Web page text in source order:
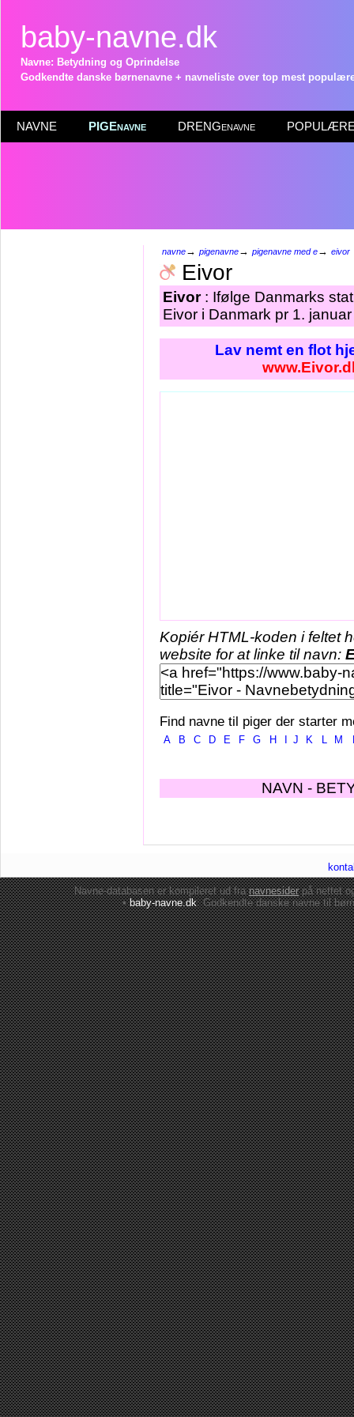
baby-navne.dk
Navne: Betydning og Oprindelse
Godkendte danske børnenavne + navneliste over top mest
NAVNE PIGEnavne DRENGenavne POPULÆRE
navne→ pigenavne→ pigenavne med e→ eivor
Eivor
Eivor: Ifølge Danmarks
Eivor i Danmark pr 1.
Lav nemt en flot
Kopiér HTML-koden i feltet
website for at linke til navn:
Find navne til piger der starter
A B C D E F G H J K L M
NAVN -
Navne-databasen er kompileret ud franavnesiderpå nettet
•baby-navne.dk: Godkendte danskenavne til børn